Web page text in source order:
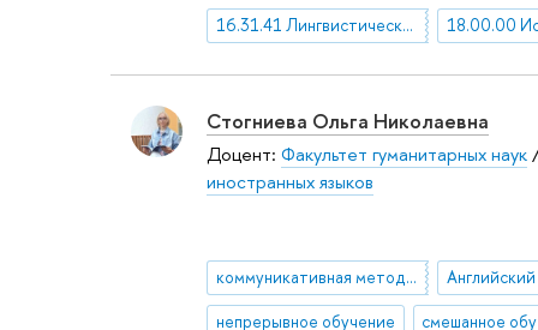
16.31.41 Лингвистические вопросы перевода
Стогниева Ольга Николаевна
Доцент: Факультет гуманитарных наук
иностранных языков
коммуникативная методика обучения иностранному языку
непрерывное обучение смешанное